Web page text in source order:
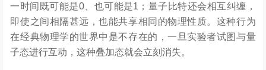
一时间既可能是0、也可能是1；量子比特还会相互纠缠，
即使之间相隔甚远，也能共享相同的物理性质。这种行为
在经典物理学的世界中是不存在的，一旦实验者试图与量
子态进行互动，这种叠加态就会立刻消失。